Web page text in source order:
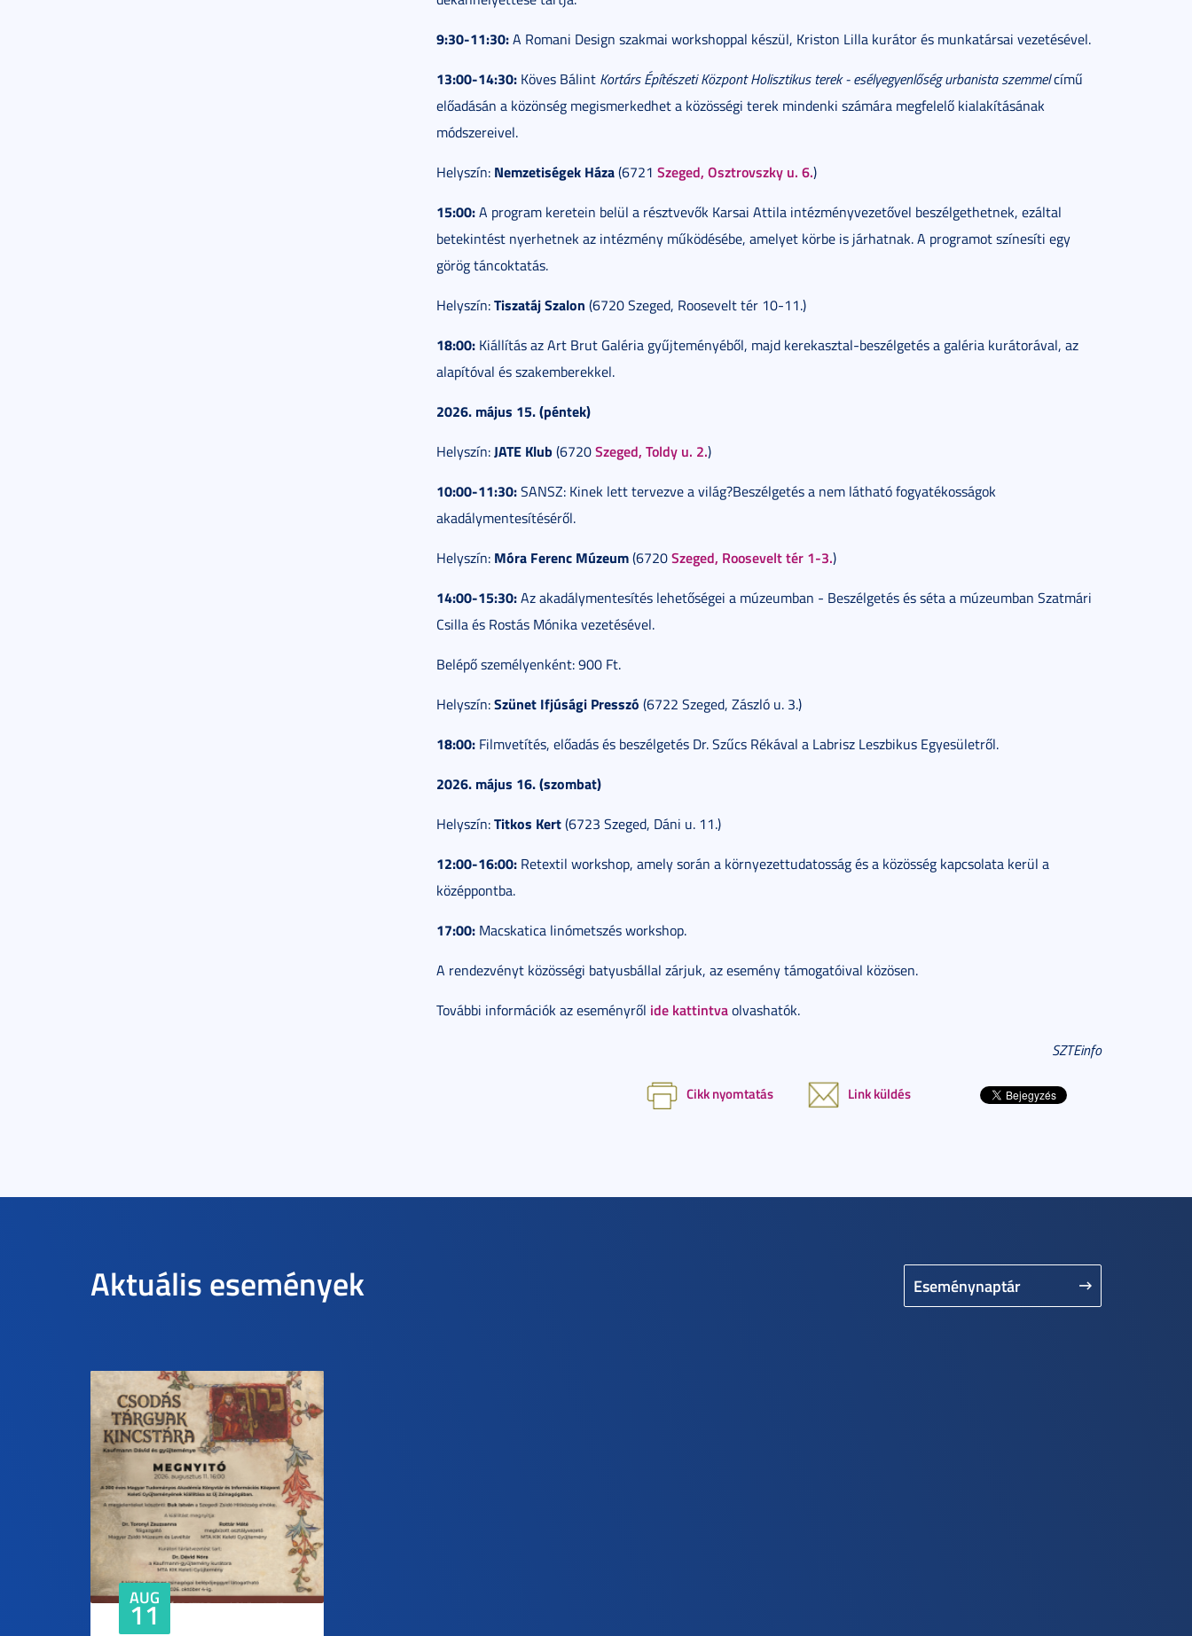
9:30-11:30:A Romani Design szakmai workshoppal készül, Kriston Lilla kurátor és munkatársai vezetésével.
13:00-14:30: Köves Bálint Kortárs Építészeti Központ Holisztikus terek - esélyegyenlőség urbanista szemmelcímű
előadásán a közönség megismerkedhet a közösségi terek mindenki számára megfelelő kialakításának
módszereivel.
Helyszín: Nemzetiségek Háza(6721 Szeged, Osztrovszky u. 6.)
15:00:A program keretein belül a résztvevők Karsai Attila intézményvezetővel beszélgethetnek, ezáltal
betekintést nyerhetnek az intézmény működésébe, amelyet körbe is járhatnak. A programot színesíti egy
görög táncoktatás.
Helyszín:Tiszatáj Szalon (6720 Szeged, Roosevelt tér 10-11.)
18:00: Kiállítás az Art Brut Galéria gyűjteményéből, majd kerekasztal-beszélgetés a galéria kurátorával, az
alapítóval és szakemberekkel.
2026. május 15. (péntek)
Helyszín:JATE Klub (6720Szeged, Toldy u. 2.)
10:00-11:30:SANSZ: Kinek lett tervezve a világ?Beszélgetés a nem látható fogyatékosságok
akadálymentesítéséről.
Helyszín: Móra Ferenc Múzeum(6720Szeged, Roosevelt tér 1-3.)
14:00-15:30:Az akadálymentesítés lehetőségei a múzeumban - Beszélgetés és séta a múzeumban Szatmári
Csilla és Rostás Mónika vezetésével.
Belépő személyenként: 900 Ft.
Helyszín:Szünet Ifjúsági Presszó (6722 Szeged, Zászló u. 3.)
18:00: Filmvetítés, előadás és beszélgetés Dr. Szűcs Rékával a Labrisz Leszbikus Egyesületről.
2026. május 16. (szombat)
Helyszín:Titkos Kert(6723 Szeged, Dáni u. 11.)
12:00-16:00: Retextil workshop, amely során a környezettudatosság és a közösség kapcsolata kerül a
középpontba.
17:00: Macskatica linómetszés workshop.
A rendezvényt közösségi batyusbállal zárjuk, az esemény támogatóival közösen.
További információk az eseményről ide kattintvaolvashatók.
SZTEinfo
Cikk nyomtatás Link küldés
Aktuális események Eseménynaptár
AUG
11